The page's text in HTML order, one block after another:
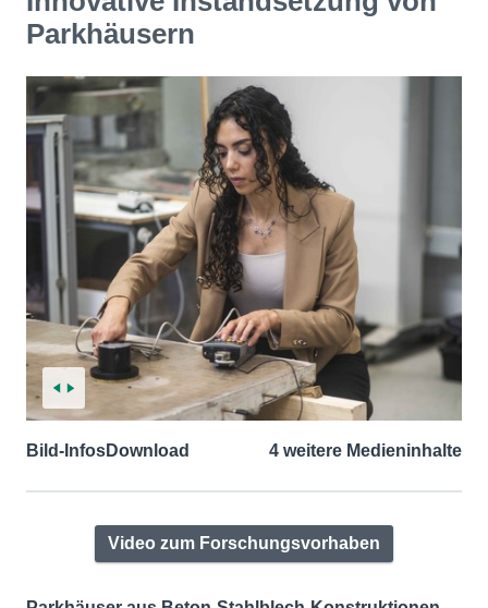
Parkhäusern
Bild-InfosDownload 4 weitere Medieninhalte
Video zum Forschungsvorhaben